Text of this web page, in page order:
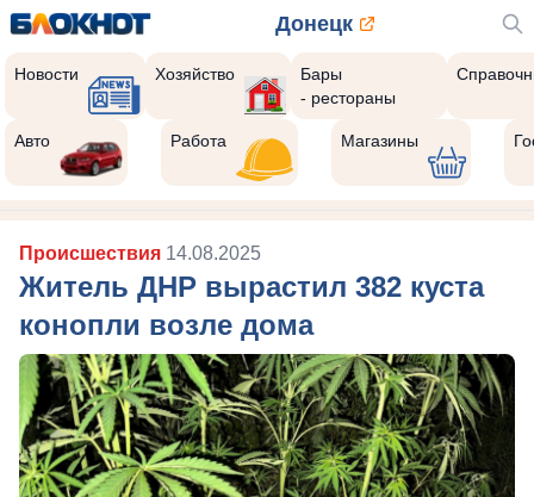
Донецк
Новости Хозяйство
Бары
- рестораны
Авто Работа Магазины
Происшествия 14.08.2025
Житель ДНР вырастил 382 куста
конопли возле дома